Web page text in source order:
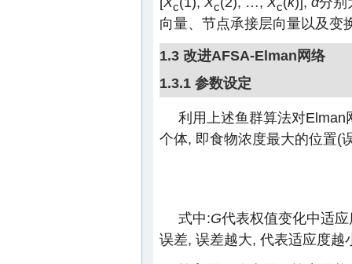
c c c
向量、节点承接层向量以及变
1.3 改进AFSA-Elman网络
1.3.1 参数设定
利用上述鱼群算法对
个体, 即食物浓度最大的位置(
式中:G代表权值变化中适
误差, 误差越大, 代表适应度越